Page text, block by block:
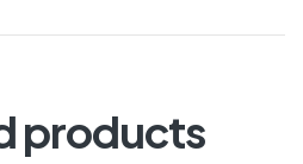
products